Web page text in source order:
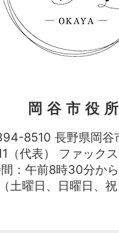
岡谷市役
8510 長野県岡谷
（代表） ファッ
：午前8時30分か
土曜日、日曜日、